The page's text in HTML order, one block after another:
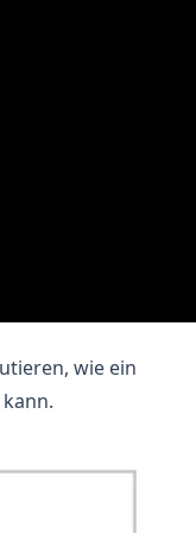
wie ein